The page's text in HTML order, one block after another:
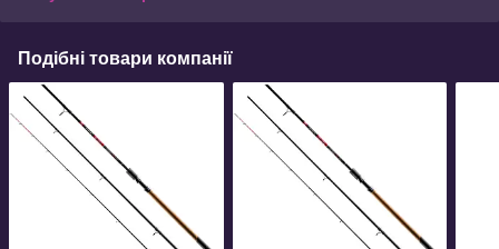
Подібні товари компанії